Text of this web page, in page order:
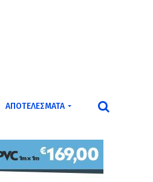
ΑΠΟΤΕΛΈΣΜΑΤΑ